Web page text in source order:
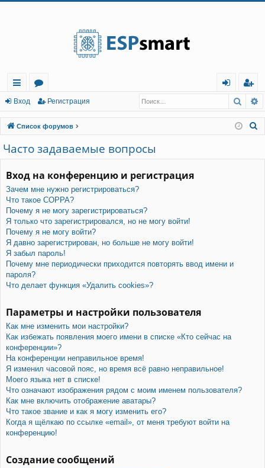
с
ы
лк
и
о
ру
м
ы
д
г
ис
тр
Вход Регистрация
Список форумов
Часто задаваемые вопросы
Вход на конференцию и регистрация
Зачем мне нужно регистрироваться?
Что такое COPPA?
Почему я не могу зарегистрироваться?
Я только что зарегистрировался, но не могу войти!
Почему я не могу войти?
Я давно зарегистрирован, но больше не могу войти!
Я забыл пароль!
Почему мне периодически приходится повторять ввод имени и
пароля?
Что делает функция «Удалить cookies»?
Параметры и настройки пользователя
Как мне изменить мои настройки?
Как избежать появления моего имени в списке «Кто сейчас на
конференции»?
На конференции неправильное время!
Я изменил часовой пояс, но время всё равно неправильное!
Моего языка нет в списке!
Что означают изображения рядом с моим именем пользователя?
Как мне включить отображение аватары?
Что такое звание и как я могу изменить его?
Когда я щёлкаю по ссылке «email», от меня требуют войти на
конференцию!
Создание сообщений